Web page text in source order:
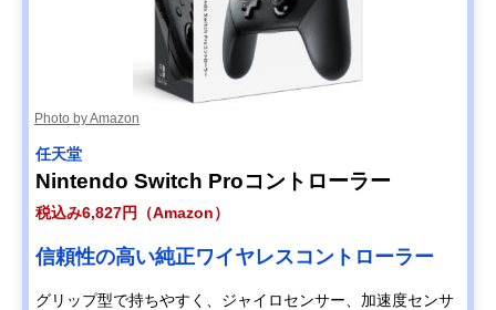
Photo by Amazon
任天堂
Nintendo Switch Proコントローラー
税込み6,827円（Amazon）
信頼性の高い純正ワイヤレスコントローラー
グリップ型で持ちやすく、ジャイロセンサー、加速度センサ